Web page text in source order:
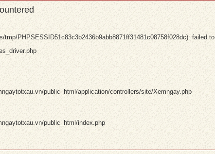
tmp/PHPSESSID51c83c3b2436b9abb8871ff31481c08758f028dc): failed
public_html/application/controllers/site/Xemngay.php
public_html/index.php